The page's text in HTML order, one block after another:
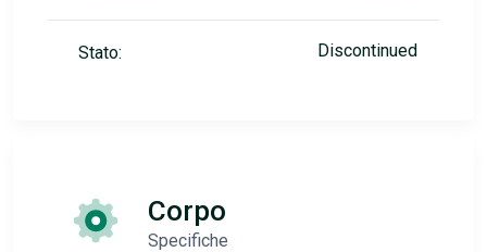
Stato: Discontinued
Corpo
Specifiche